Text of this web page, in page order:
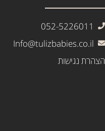
052-5226011
Info@tulizbabies.co.il
הצהרת נגישות